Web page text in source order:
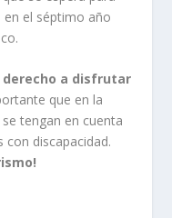
el séptimo año
a disfrutar
que en la
tengan en cuenta
con discapacidad.